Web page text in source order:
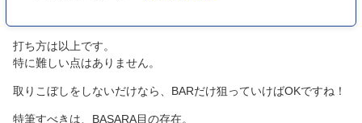
打ち方は以上です。
特に難しい点はありません。
取りこぼしをしないだけなら、BARだけ狙っていけばOKですね！
特筆すべきは、BASARA目の存在。